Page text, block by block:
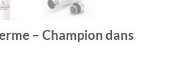
– Champion dans